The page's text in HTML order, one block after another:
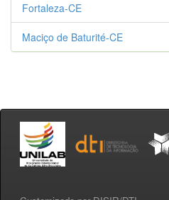
Fortaleza-CE
Maciço de Baturité-CE